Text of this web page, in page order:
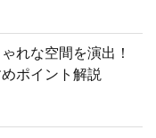
れな空間を演出！
ポイント解説